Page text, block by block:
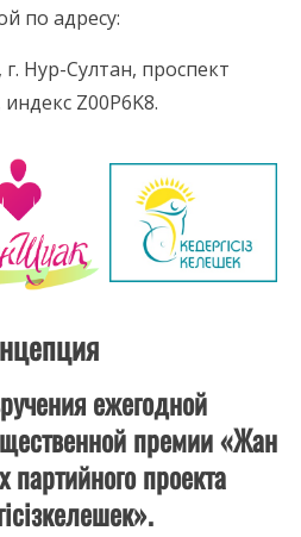
по адресу:
г. Нур-Султан, проспект
Z00P6K8.
ежегодной
премии «Жан
партийного проекта
ісізкелешек».